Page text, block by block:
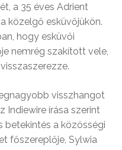
a 35 éves Adrient
közelgő esküvőjükön.
hogy esküvői
nemrég szakított vele,
visszhangot
Indiewire írása szerint
betekintés a közösségi
főszereplője, Sylwia